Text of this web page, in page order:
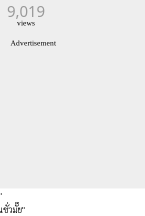
9,019
views
Advertisement
วมั๊ย"